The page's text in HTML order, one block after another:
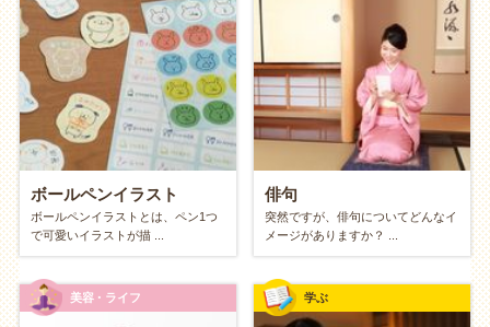
お金のかからない趣味の特徴
街や自然を味方にする「フィールドワー
ク・スタイル」
図書館、公園、神社、ウィンドウショッピング。一歩
トにあふれています。入場料のかからない場所で知識
を深めたり、季節の風を感じながら散歩をしたり。街
かなくても充実した休日が過ごせます。
ボールペンイラスト
ボールペンイラストとは、ペン1つ
で可愛いイラストが描 ...
俳句
突然ですが、俳句についてどんなイ
メージがありますか？ ...
美容・ライフ 学ぶ